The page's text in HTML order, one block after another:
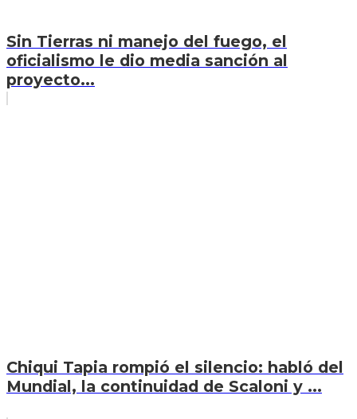
Sin Tierras ni manejo del fuego, el
oficialismo le dio media sanción al
proyecto...
Chiqui Tapia rompió el silencio: habló del
Mundial, la continuidad de Scaloni y ...